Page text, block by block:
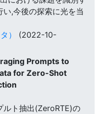
,今後の探索に光を当
）
(2022-10-
Prompts to
for Zero-Shot
ルト抽出(ZeroRTE)の